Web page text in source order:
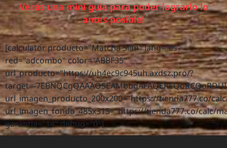
Verás una mini guía para poder lograrlo lo
antes posible!
[calculator producto="Matcha Slim" lang="es"
red="adcombo" color="ABBF35"
url_producto="https://uh4ec9c945uh.axdsz.pro/?
target=-
url_imagen_producto_200x200="https://tienda777.co/
url_imagen_fondo_485x315="https://tienda777.co/calc/
garantia="14" debug="0"]